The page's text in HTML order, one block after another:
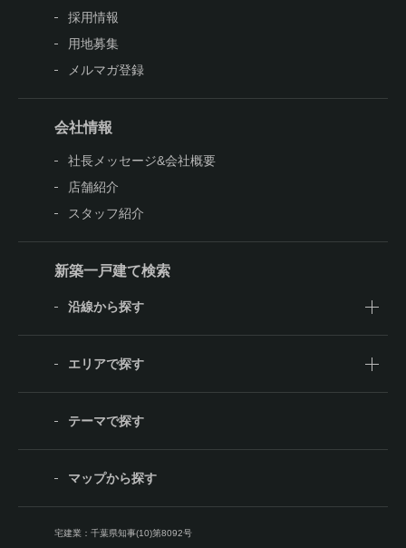
採用情報
用地募集
メルマガ登録
会社情報
社長メッセージ&会社概要
店舗紹介
スタッフ紹介
新築一戸建て検索
沿線から探す
エリアで探す
テーマで探す
マップから探す
宅建業：千葉県知事(10)第8092号